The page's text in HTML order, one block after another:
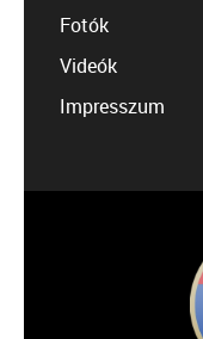
Fotók
Videók
Impresszum